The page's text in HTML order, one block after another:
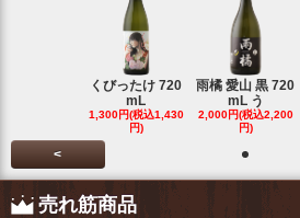
くびったけ 720
mL
1,300円(税込1,430
円)
雨橘 愛山 黒 720
mL う
2,000円(税込2,200
円)
<
売れ筋商品